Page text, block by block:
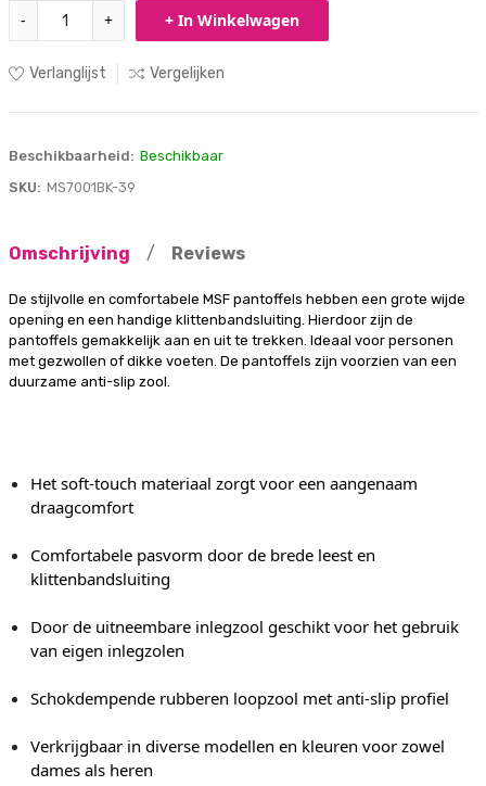
- + + In Winkelwagen
Verlanglijst Vergelijken
Beschikbaarheid: Beschikbaar
SKU: MS7001BK-39
Omschrijving / Reviews
De stijlvolle en comfortabele MSF pantoffels hebben een grote wijde
opening en een handige klittenbandsluiting. Hierdoor zijn de
pantoffels gemakkelijk aan en uit te trekken. Ideaal voor personen
met gezwollen of dikke voeten. De pantoffels zijn voorzien van een
duurzame anti-slip zool.
Het soft-touch materiaal zorgt voor een aangenaam
draagcomfort
Comfortabele pasvorm door de brede leest en
klittenbandsluiting
Door de uitneembare inlegzool geschikt voor het gebruik
van eigen inlegzolen
Schokdempende rubberen loopzool met anti-slip profiel
Verkrijgbaar in diverse modellen en kleuren voor zowel
dames als heren